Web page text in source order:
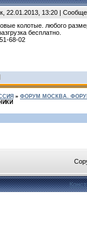
22.01.2013, 13:20 |
колотые. любого
бесплатно.
68-02
» ФОРУМ МОСКВА.